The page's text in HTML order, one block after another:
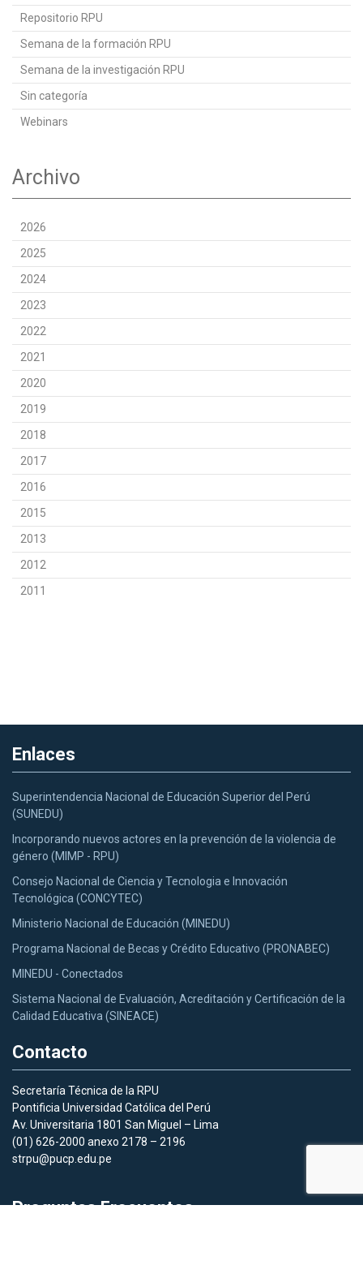
Repositorio RPU
Semana de la formación RPU
Semana de la investigación RPU
Sin categoría
Webinars
Archivo
2026
2025
2024
2023
2022
2021
2020
2019
2018
2017
2016
2015
2013
2012
2011
Enlaces
Superintendencia Nacional de Educación Superior del Perú
(SUNEDU)
Incorporando nuevos actores en la prevención de la violencia de
género (MIMP - RPU)
Consejo Nacional de Ciencia y Tecnologia e Innovación
Tecnológica (CONCYTEC)
Ministerio Nacional de Educación (MINEDU)
Programa Nacional de Becas y Crédito Educativo (PRONABEC)
MINEDU - Conectados
Sistema Nacional de Evaluación, Acreditación y Certificación de la
Calidad Educativa (SINEACE)
Contacto
Secretaría Técnica de la RPU
Pontificia Universidad Católica del Perú
Av. Universitaria 1801 San Miguel – Lima
(01) 626-2000 anexo 2178 – 2196
strpu@pucp.edu.pe
Preguntas Frecuentes